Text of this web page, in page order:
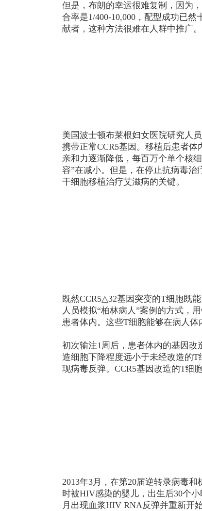
但是，布朗的幸运很难复制，因为
合率是1/400-10,000，配型成功已
献者，这种方法很难在人群中推广。
美国波士顿布莱根妇女医院研究人
携带正常CCR5基因。移植后患者
亲和力逐渐降低，每百万个单个核
容”在减小。但是，在停止抗病毒治
干细胞移植治疗艾滋病的关键。
既然CCR5△32基因突变的T细胞既
人员模拟“柏林病人”案例的方式，
患者体内。这些T细胞能够在病人体
初次输注1周后，患者体内的基因
造细胞下降程度远小于未经改造的
现病毒反弹。CCR5基因改造的T细
2013年3月，在第20届逆转录病毒
时被HIV感染的婴儿，出生后30个
月出现血浆HIV RNA反弹并重新开